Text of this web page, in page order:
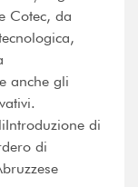
Cotec, da
anche gli
di
di